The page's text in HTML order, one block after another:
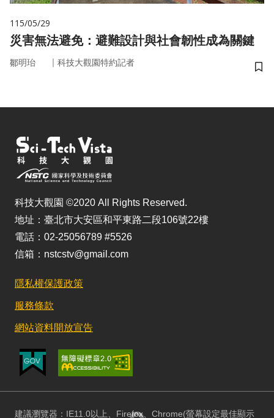
115/05/29
災害無法避免：避難設計與社會韌性成為關鍵
鄒明珆 ｜ 科技大觀園特約記者
儲
科技大觀園 ©2020 All Rights Reserved.
地址：臺北市大安區和平東路二段106號22樓
電話：02-25056789 #5526
信箱：nstcstv@gmail.com
隱私權保護政策
服務條款
網站資料開放宣告
建議瀏覽器：IE11.0以上、Firefox、Chrome(螢幕設定最佳顯示